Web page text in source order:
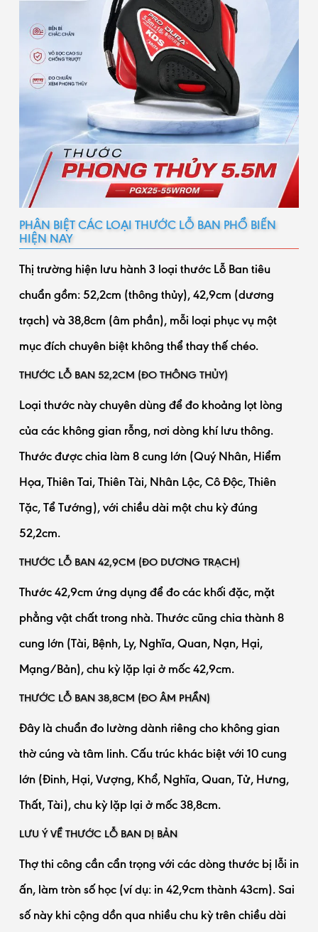
PHÂN BIỆT CÁC LOẠI THƯỚC LỖ BAN PHỔ BIẾN
HIỆN NAY
Thị trường hiện lưu hành 3 loại thước Lỗ Ban tiêu
chuẩn gồm: 52,2cm (thông thủy), 42,9cm (dương
trạch) và 38,8cm (âm phần), mỗi loại phục vụ một
mục đích chuyên biệt không thể thay thế chéo.
THƯỚC LỖ BAN 52,2CM (ĐO THÔNG THỦY)
Loại thước này chuyên dùng để đo khoảng lọt lòng
của các không gian rỗng, nơi dòng khí lưu thông.
Thước được chia làm 8 cung lớn (Quý Nhân, Hiểm
Họa, Thiên Tai, Thiên Tài, Nhân Lộc, Cô Độc, Thiên
Tặc, Tể Tướng), với chiều dài một chu kỳ đúng
52,2cm.
THƯỚC LỖ BAN 42,9CM (ĐO DƯƠNG TRẠCH)
Thước 42,9cm ứng dụng để đo các khối đặc, mặt
phẳng vật chất trong nhà. Thước cũng chia thành 8
cung lớn (Tài, Bệnh, Ly, Nghĩa, Quan, Nạn, Hại,
Mạng/Bản), chu kỳ lặp lại ở mốc 42,9cm.
THƯỚC LỖ BAN 38,8CM (ĐO ÂM PHẦN)
Đây là chuẩn đo lường dành riêng cho không gian
thờ cúng và tâm linh. Cấu trúc khác biệt với 10 cung
lớn (Đinh, Hại, Vượng, Khổ, Nghĩa, Quan, Tử, Hưng,
Thất, Tài), chu kỳ lặp lại ở mốc 38,8cm.
LƯU Ý VỀ THƯỚC LỖ BAN DỊ BẢN
Thợ thi công cần cẩn trọng với các dòng thước bị lỗi in
ấn, làm tròn số học (ví dụ: in 42,9cm thành 43cm). Sai
số này khi cộng dồn qua nhiều chu kỳ trên chiều dài